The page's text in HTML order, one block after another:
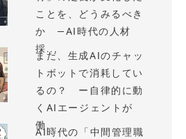
ことを、どうみるべき
か —AI時代の人材
採...
まだ、生成AIのチャッ
トボットで消耗してい
るの？ ー自律的に動
くAIエージェントが
働...
AI時代の「中間管理職